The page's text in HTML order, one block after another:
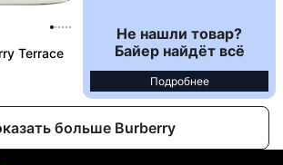
Terrace
Не нашли товар?
Байер найдёт всё
Подробнее
больше Burberry